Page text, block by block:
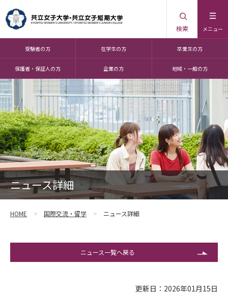
メニュー
検索
受験者の方 在学生の方 卒業生の方
保護者・保証人の方 企業の方 地域・一般の方
ニュース詳細
HOME 国際交流・留学 ニュース詳細
ニュース一覧へ戻る
更新日：2026年01月15日